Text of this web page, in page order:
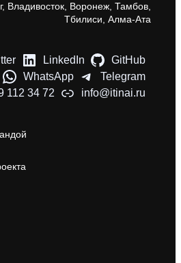
Владивосток, Воронеж, Тамбов,
Тбилиси, Алма-Ата
LinkedIn
GitHub
WhatsApp
Telegram
112 34 72
info@itinai.ru